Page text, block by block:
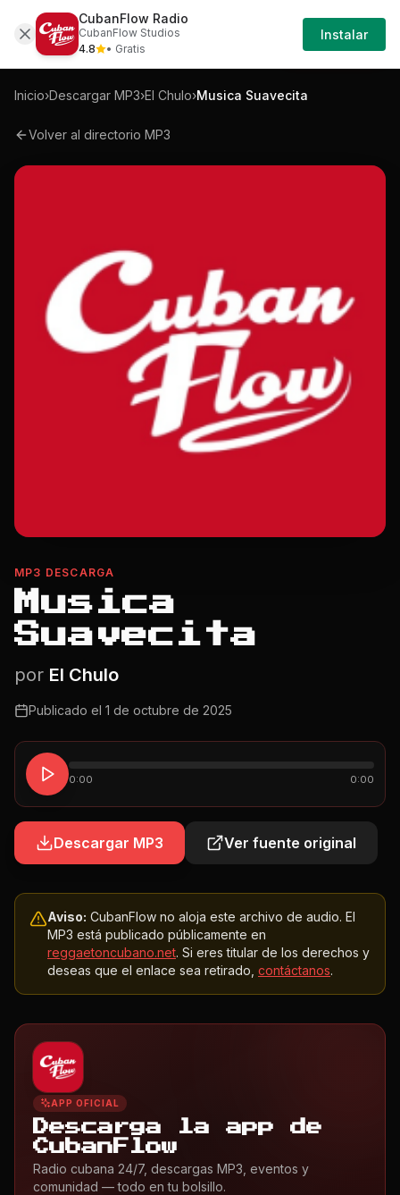
Mp3 El-chulo-musica-suavecita-mp3
Iniciar
Sesión
Inicio›Descargar MP3›El Chulo›Musica Suavecita
Volver al directorio MP3
MP3 DESCARGA
Musica
Suavecita
por El Chulo
Publicado el 1 de octubre de 2025
0:00 0:00
Descargar MP3 Ver fuente original
Aviso: CubanFlow no aloja este archivo de audio. El
MP3 está publicado públicamente en
reggaetoncubano.net. Si eres titular de los derechos y
deseas que el enlace sea retirado, contáctanos.
APP OFICIAL
Descarga la app de
CubanFlow
Radio cubana 24/7, descargas MP3, eventos y
comunidad — todo en tu bolsillo.
CubanFlow Radio
CubanFlow Studios
4.8
• Gratis
Instalar